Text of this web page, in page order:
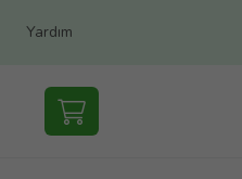
Yardım